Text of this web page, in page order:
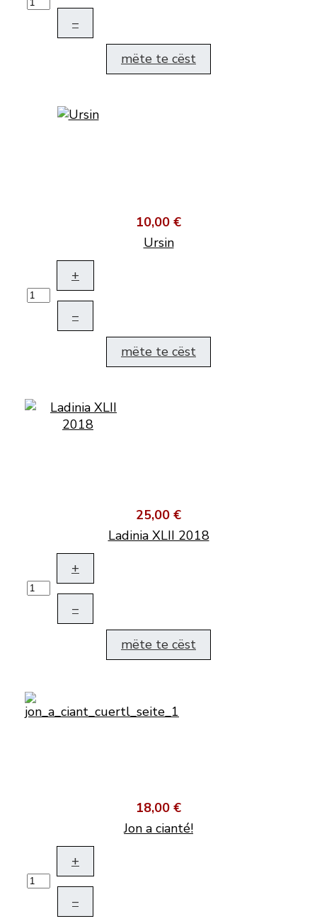
–
mëte te cëst
10,00 €
Ursin
+
–
mëte te cëst
25,00 €
Ladinia XLII 2018
+
–
mëte te cëst
18,00 €
Jon a cianté!
+
–